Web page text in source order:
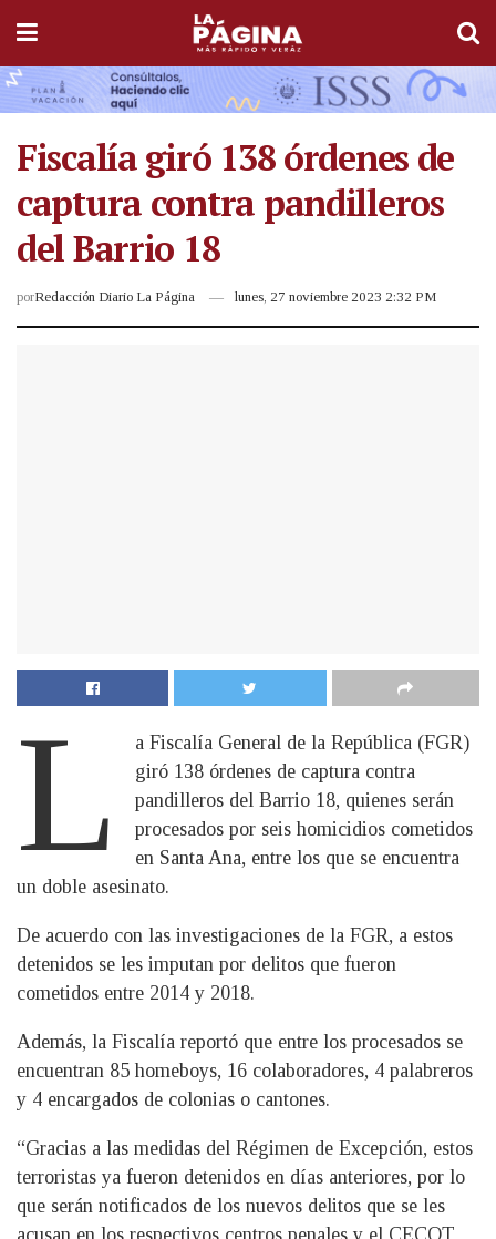
Fiscalía giró 138 órdenes de
captura contra pandilleros
del Barrio 18
porRedacción Diario La Página lunes, 27 noviembre 2023 2:32 PM
L
a Fiscalía General de la República (FGR)
giró 138 órdenes de captura contra
pandilleros del Barrio 18, quienes serán
procesados por seis homicidios cometidos
en Santa Ana, entre los que se encuentra
un doble asesinato.
De acuerdo con las investigaciones de la FGR, a estos
detenidos se les imputan por delitos que fueron
cometidos entre 2014 y 2018.
Además, la Fiscalía reportó que entre los procesados se
encuentran 85 homeboys, 16 colaboradores, 4 palabreros
y 4 encargados de colonias o cantones.
“Gracias a las medidas del Régimen de Excepción, estos
terroristas ya fueron detenidos en días anteriores, por lo
que serán notificados de los nuevos delitos que se les